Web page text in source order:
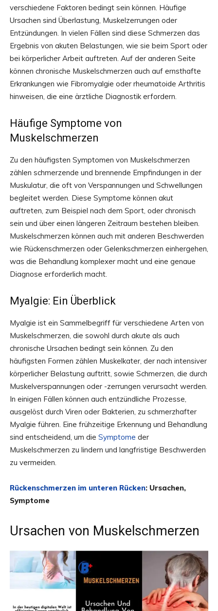
verschiedene Faktoren bedingt sein können. Häufige
Ursachen sind Überlastung, Muskelzerrungen oder
Entzündungen. In vielen Fällen sind diese Schmerzen das
Ergebnis von akuten Belastungen, wie sie beim Sport oder
bei körperlicher Arbeit auftreten. Auf der anderen Seite
können chronische Muskelschmerzen auch auf ernsthafte
Erkrankungen wie Fibromyalgie oder rheumatoide Arthritis
hinweisen, die eine ärztliche Diagnostik erfordern.
Häufige Symptome von
Muskelschmerzen
Zu den häufigsten Symptomen von Muskelschmerzen
zählen schmerzende und brennende Empfindungen in der
Muskulatur, die oft von Verspannungen und Schwellungen
begleitet werden. Diese Symptome können akut
auftreten, zum Beispiel nach dem Sport, oder chronisch
sein und über einen längeren Zeitraum bestehen bleiben.
Muskelschmerzen können auch mit anderen Beschwerden
wie Rückenschmerzen oder Gelenkschmerzen einhergehen,
was die Behandlung komplexer macht und eine genaue
Diagnose erforderlich macht.
Myalgie: Ein Überblick
Myalgie ist ein Sammelbegriff für verschiedene Arten von
Muskelschmerzen, die sowohl durch akute als auch
chronische Ursachen bedingt sein können. Zu den
häufigsten Formen zählen Muskelkater, der nach intensiver
körperlicher Belastung auftritt, sowie Schmerzen, die durch
Muskelverspannungen oder -zerrungen verursacht werden.
In einigen Fällen können auch entzündliche Prozesse,
ausgelöst durch Viren oder Bakterien, zu schmerzhafter
Myalgie führen. Eine frühzeitige Erkennung und Behandlung
sind entscheidend, um die Symptome der
Muskelschmerzen zu lindern und langfristige Beschwerden
zu vermeiden.
Rückenschmerzen im unteren Rücken: Ursachen,
Symptome
Ursachen von Muskelschmerzen